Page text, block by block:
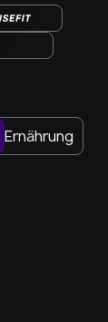
Ernährung